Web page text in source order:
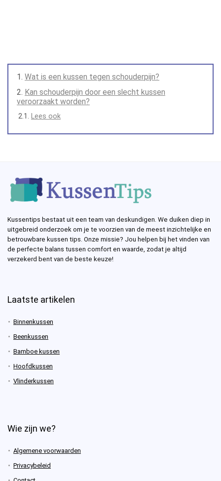
Wat is een kussen tegen schouderpijn?
Kan schouderpijn door een slecht kussen
veroorzaakt worden?
Lees ook
Kussentips bestaat uit een team van deskundigen. We duiken diep in
uitgebreid onderzoek om je te voorzien van de meest inzichtelijke en
betrouwbare kussen tips. Onze missie? Jou helpen bij het vinden van
de perfecte balans tussen comfort en waarde, zodat je altijd
verzekerd bent van de beste keuze!
Laatste artikelen
Binnenkussen
Beenkussen
Bamboe kussen
Hoofdkussen
Vlinderkussen
Wie zijn we?
Algemene voorwaarden
Privacybeleid